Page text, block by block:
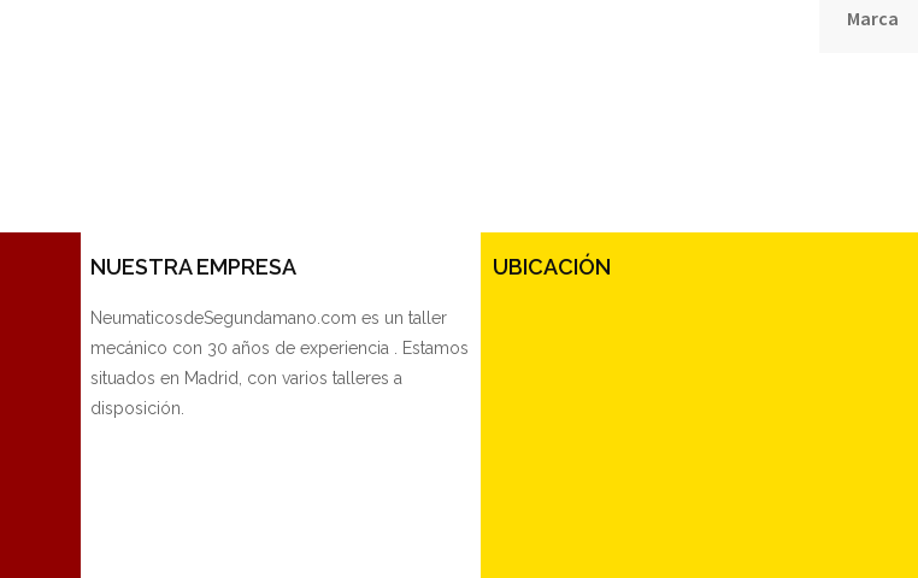
Marca
NUESTRA EMPRESA
NeumaticosdeSegundamano.com es un taller
mecánico con 30 años de experiencia . Estamos
situados en Madrid, con varios talleres a
disposición.
UBICACIÓN